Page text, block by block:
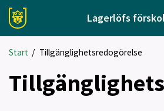
Lagerlöfs
Start / Tillgänglighetsredogörelse